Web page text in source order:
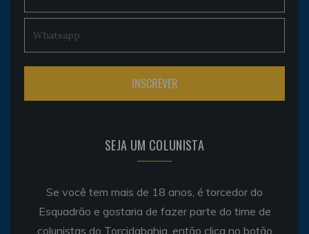
SEJA UM COLUNISTA
Se você tem mais de 18 anos, é torcedor do
Esquadrão e gostaria de fazer parte do time de
colunistas do Torcidabahia, então clica no botão